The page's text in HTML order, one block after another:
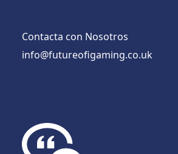
Contacta con Nosotros
info@futureofigaming.co.uk